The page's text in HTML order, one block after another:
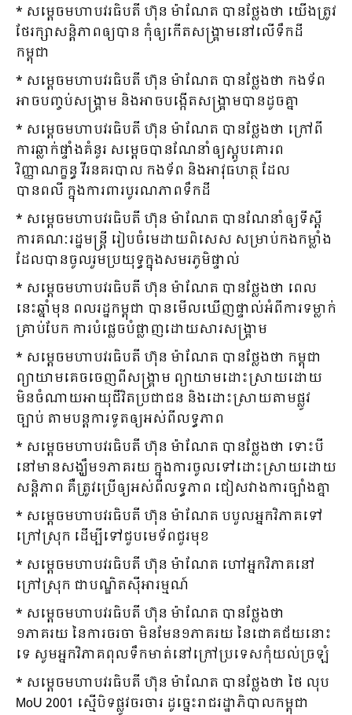
* សម្ដេចមហាបវរធិបតី ហ៊ុន ម៉ាណែត បានថ្លែងថា យើងត្រូវ
ថែរក្សាសន្ដិភាពឲ្យបាន កុំឲ្យកើតសង្គ្រាមនៅលើទឹកដី
កម្ពុជា
* សម្ដេចមហាបវរធិបតី ហ៊ុន ម៉ាណែត បានថ្លែងថា កងទ័ព
អាចបញ្ចប់សង្គ្រាម និងអាចបង្កើតសង្គ្រាមបានដូចគ្នា
* សម្ដេចមហាបវរធិបតី ហ៊ុន ម៉ាណែត បានថ្លែងថា ក្រៅពី
ការឆ្លាក់ផ្ទាំងគំនូរ សម្ដេចបានណែនាំឲ្យស្ដូបគោរព
វិញ្ញាណក្ខន្ធ វីរនគរបាល កងទ័ព និងអាវុធហត្ថ ដែល
បានពលី ក្នុងការពារបូរណភាពទឹកដី
* សម្ដេចមហាបវរធិបតី ហ៊ុន ម៉ាណែត បានណែនាំឲ្យទីស្ដី
ការគណៈរដ្ឋមន្ដ្រី រៀបចំមេដាយពិសេស សម្រាប់កងកម្លាំង
ដែលបានចូលរួមប្រយុទ្ធក្នុងសមរភូមិផ្ទាល់
* សម្ដេចមហាបវរធិបតី ហ៊ុន ម៉ាណែត បានថ្លែងថា ពេល
នេះឆ្នាំមុន ពលរដ្ឋកម្ពុជា បានមើលឃើញផ្ទាល់អំពីការទម្លាក់
គ្រាប់បែក ការបំផ្លេចបំផ្លាញដោយសារសង្គ្រាម
* សម្ដេចមហាបវរធិបតី ហ៊ុន ម៉ាណែត បានថ្លែងថា កម្ពុជា
ព្យាយាមគេចចេញពីសង្គ្រាម ព្យាយាមដោះស្រាយដោយ
មិនចំណាយអាយុជីវិតប្រជាជន និងដោះស្រាយតាមផ្លូវ
ច្បាប់ តាមបន្ដការទូតឲ្យអស់ពីលទ្ធភាព
* សម្ដេចមហាបវរធិបតី ហ៊ុន ម៉ាណែត បានថ្លែងថា ទោះបី
នៅមានសង្ឃឹម១ភាគរយ ក្នុងការចូលទៅដោះស្រាយដោយ
សន្ដិភាព គឺត្រូវប្រើឲ្យអស់ពីលទ្ធភាព ជៀសវាងការច្បាំងគ្នា
* សម្ដេចមហាបវរធិបតី ហ៊ុន ម៉ាណែត បបួលអ្នកវិភាគទៅ
ក្រៅស្រុក ដើម្បីទៅជួបមេទ័ពជួរមុខ
* សម្ដេចមហាបវរធិបតី ហ៊ុន ម៉ាណែត ហៅអ្នកវិភាគនៅ
ក្រៅស្រុក ជាបណ្ឌិតស៉ីអារម្មណ៍
* សម្ដេចមហាបវរធិបតី ហ៊ុន ម៉ាណែត បានថ្លែងថា
១ភាគរយ នៃការចរចា មិនមែន១ភាគរយ នៃជោគជ័យនោះ
ទេ សូមអ្នកវិភាគពុលទឹកមាត់នៅក្រៅប្រទេសកុំយល់ច្រឡំ
* សម្ដេចមហាបវរធិបតី ហ៊ុន ម៉ាណែត បានថ្លែងថា ថៃ លុប
MoU 2001 ស្មើបិទផ្លូវចរចារ ដូច្នេះរាជរដ្ឋាភិបាលកម្ពុជា